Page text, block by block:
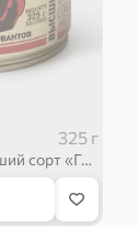
325 г
Говядина тушеная, высший сорт «Главпродукт», 325 г